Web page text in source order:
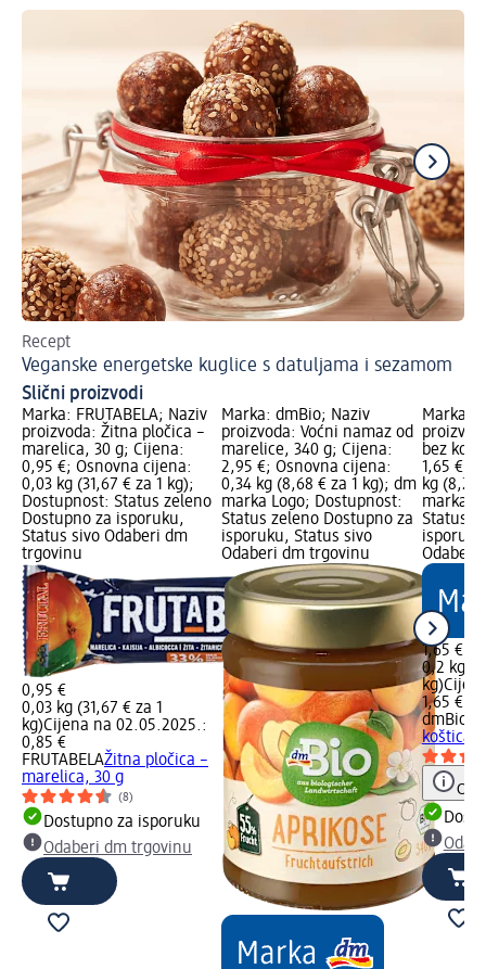
Recept
Veganske energetske kuglice s datuljama i sezamom
Slični proizvodi
Marka: FRUTABELA; Naziv
proizvoda: Žitna pločica –
marelica, 30 g; Cijena:
0,95 €; Osnovna cijena:
0,03 kg (31,67 € za 1 kg);
Dostupnost: Status zeleno
Dostupno za isporuku,
Status sivo Odaberi dm
trgovinu
0,95 €
0,03 kg (31,67 € za 1
kg)Cijena na 02.05.2025.:
0,85 €
FRUTABELAŽitna pločica –
marelica, 30 g
(8)
Dostupno za isporuku
Odaberi dm trgovinu
Marka: dmBio; Naziv
proizvoda: Voćni namaz od
marelice, 340 g; Cijena:
2,95 €; Osnovna cijena:
0,34 kg (8,68 € za 1 kg); dm
marka Logo; Dostupnost:
Status zeleno Dostupno za
isporuku, Status sivo
Odaberi dm trgovinu
Marka:
bez
1,65 €;
kg (8,25
marka
Status
Odaberi
1,65 €
0,2 kg
kg)
1,65 €
dmBio
koštica,